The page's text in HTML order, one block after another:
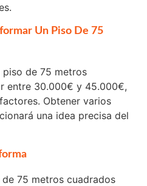
Un Piso De 75
de 75 metros
entre 30.000€ y 45.000€,
Obtener varios
una idea precisa del
75 metros cuadrados